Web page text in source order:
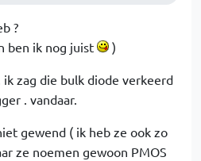
?
ben ik nog juist
)
zag die bulk diode verkeerd
. vandaar.
gewend ( ik heb ze ook zo
ze noemen gewoon PMOS